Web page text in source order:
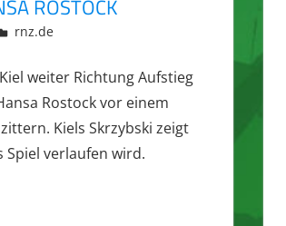
ROSTOCK
integromat
rnz.de
weiter Richtung Aufstieg
Rostock vor einem
Kiels Skrzybski zeigt
Spiel verlaufen wird.